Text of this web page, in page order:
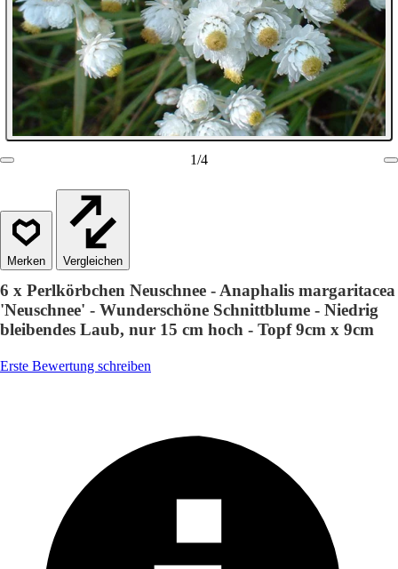
1/4
Vergleichen
6 x Perlkörbchen Neuschnee - Anaphalis margaritacea
'Neuschnee' - Wunderschöne Schnittblume - Niedrig
bleibendes Laub, nur 15 cm hoch - Topf 9cm x 9cm
Erste Bewertung schreiben